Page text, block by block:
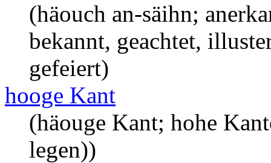
(häouch an-säihn;
bekannt, geachtet,
gefeiert)
hooge Kant
(häouge Kant; hohe
legen))